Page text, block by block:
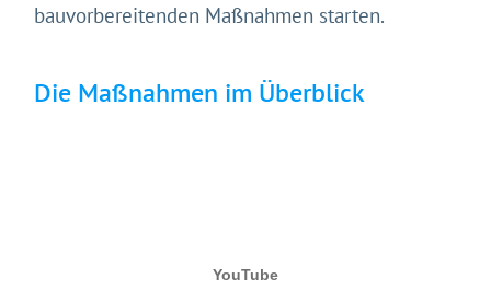
bauvorbereitenden Maßnahmen starten.
Die Maßnahmen im Überblick